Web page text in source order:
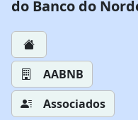
do Banco do
AABNB
Associados